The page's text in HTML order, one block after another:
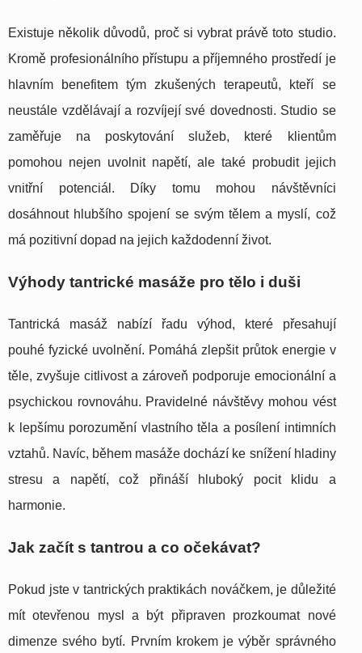
Existuje několik důvodů, proč si vybrat právě toto studio.
Kromě profesionálního přístupu a příjemného prostředí je
hlavním benefitem tým zkušených terapeutů, kteří se
neustále vzdělávají a rozvíjejí své dovednosti. Studio se
zaměřuje na poskytování služeb, které klientům
pomohou nejen uvolnit napětí, ale také probudit jejich
vnitřní potenciál. Díky tomu mohou návštěvníci
dosáhnout hlubšího spojení se svým tělem a myslí, což
má pozitivní dopad na jejich každodenní život.
Výhody tantrické masáže pro tělo i duši
Tantrická masáž nabízí řadu výhod, které přesahují
pouhé fyzické uvolnění. Pomáhá zlepšit průtok energie v
těle, zvyšuje citlivost a zároveň podporuje emocionální a
psychickou rovnováhu. Pravidelné návštěvy mohou vést
k lepšímu porozumění vlastního těla a posílení intimních
vztahů. Navíc, během masáže dochází ke snížení hladiny
stresu a napětí, což přináší hluboký pocit klidu a
harmonie.
Jak začít s tantrou a co očekávat?
Pokud jste v tantrických praktikách nováčkem, je důležité
mít otevřenou mysl a být připraven prozkoumat nové
dimenze svého bytí. Prvním krokem je výběr správného